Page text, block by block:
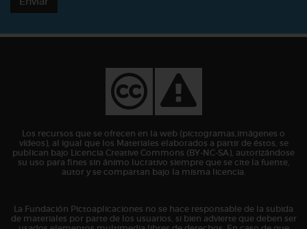
Los recursos que se ofrecen en la web (pictogramas,imágenes o
vídeos), al igual que los Materiales elaborados a partir de éstos, se
publican bajo Licencia Creative Commons (BY-NC-SA), autorizándose
su uso para fines sin ánimo lucrativo siempre que se cite la fuente,
autor y se compartan bajo la misma licencia.
La Fundación Pictoaplicaciones no se hace responsable de la subida
de materiales por parte de los usuarios, si bien advierte que deben ser